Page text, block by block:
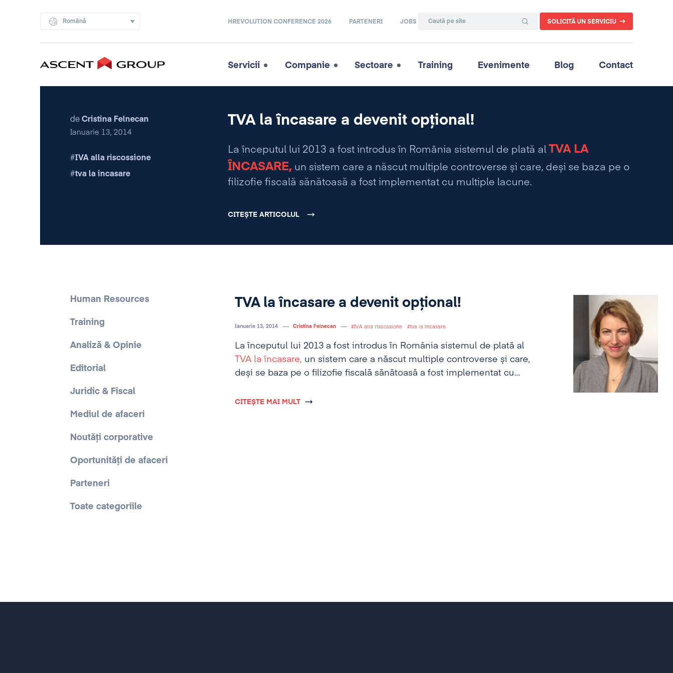
Română HREVOLUTION CONFERENCE 2026 PARTENERI JOBS SOLICITĂ UN SERVICIU
Servicii Companie Sectoare Training Evenimente Blog Contact
de Cristina Felnecan
Ianuarie 13, 2014
IVA alla riscossione
tva la incasare
TVA la încasare a devenit opțional!
La începutul lui 2013 a fost introdus în România sistemul de plată al TVA LA
ÎNCASARE,un sistem care a născut multiple controverse și care, deși se baza pe o
filizofie fiscală sănătoasă a fost implementat cu multiple lacune.
CITEȘTE ARTICOLUL
Human Resources
Training
Analiză & Opinie
Editorial
Juridic & Fiscal
Mediul de afaceri
Noutăți corporative
Oportunități de afaceri
Parteneri
Toate categoriile
TVA la încasare a devenit opțional!
Ianuarie 13, 2014 Cristina Felnecan IVA alla riscossione tva la incasare
La începutul lui 2013 a fost introdus în România sistemul de plată al
TVA la încasare, un sistem care a născut multiple controverse și care,
deși se baza pe o filizofie fiscală sănătoasă a fost implementat cu
CITEȘTE MAI MULT